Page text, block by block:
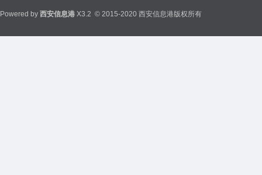
Powered by 西安信息港 X3.2 © 2015-2020 西安信息港版权所有